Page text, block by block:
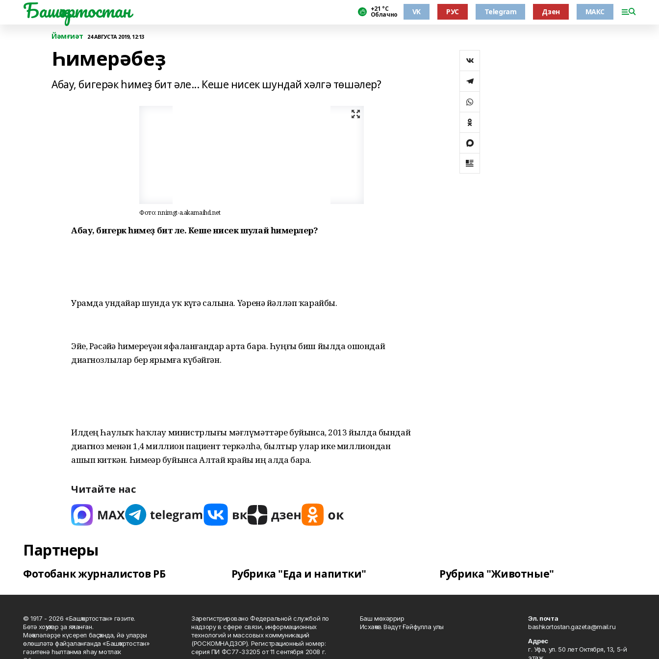
Башҡортостан +21 °С
Облачно VK РУС Telegram Дзен МАКС
Йәмғиәт 24 АВГУСТА 2019, 12:13
Һимерәбеҙ
Абау, бигерәк һимеҙ бит әле... Кеше нисек шундай хәлгә төшәлер?
Фото: nnimgt-a.akamaihd.net
Абау, бигерәк һимеҙ бит әле. Кеше нисек шулай һимерәлер?
Урамда ундайҙар шунда уҡ күҙгә салына. Үҙҙәренә йәлләп ҡарайбыҙ.
Эйе, Рәсәйҙә һимереүҙән яфаланғандар арта бара. Һуңғы биш йылда ошондай
диагнозлылар бер ярымға күбәйгән.
Илдең Һаулыҡ һаҡлау министрлығы мәғлүмәттәре буйынса, 2013 йылда бындай
диагноз менән 1,4 миллион пациент теркәлһә, былтыр улар ике миллиондан
ашып киткән. Һимеҙҙәр буйынса Алтай крайы иң алда бара.
Читайте нас
Партнеры
Фотобанк журналистов РБ Рубрика "Еда и напитки" Рубрика "Животные"
© 1917 - 2026 «Башҡортостан» гәзите.
Бөтә хоҡуҡтар ҙа яҡланған.
Мәҡәләләрҙе күсереп баҫҡанда, йә уларҙы
өлөшләтә файҙаланғанда «Башҡортостан»
гәзитенә һылтанма яһау мотлаҡ.
Зарегистрировано Федеральной службой по
надзору в сфере связи, информационных
технологий и массовых коммуникаций
(РОСКОМНАДЗОР). Регистрационный номер:
серия ПИ ФС77-33205 от 11 сентября 2008 г.
Баш мөхәррир
Исхаҡов Вәдүт Ғәйфулла улы
Эл. почта
bashkortostan.gazeta@mail.ru
Адрес
г. Уфа, ул. 50 лет Октября, 13, 5-й